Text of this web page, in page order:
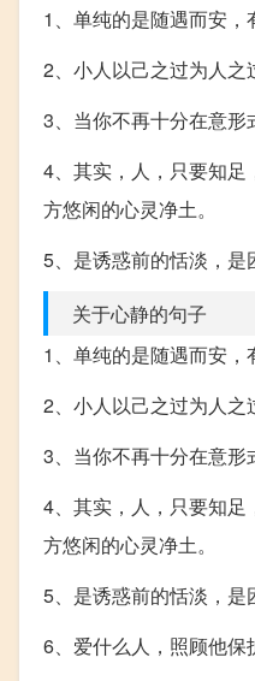
1、单纯的是随遇而安，
2、小人以己之过为人之
3、当你不再十分在意形
4、其实，人，只要知
方悠闲的心灵净土。
5、是诱惑前的恬淡，是
关于心静的句子
1、单纯的是随遇而安，
2、小人以己之过为人之
3、当你不再十分在意形
4、其实，人，只要知
方悠闲的心灵净土。
5、是诱惑前的恬淡，是
6、爱什么人，照顾他保